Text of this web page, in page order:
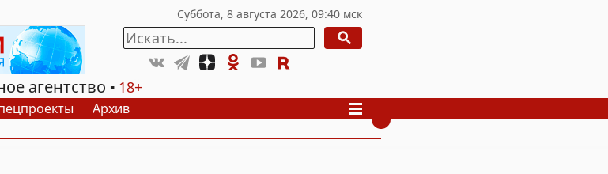
агентство
18+
Архив